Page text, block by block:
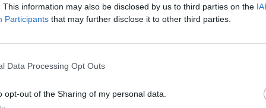
This information may also be disclosed by us to third parties on the
Participants that may further disclose it to other third parties.
Data Processing Opt Outs
opt-out of the Sharing of my personal data.
POMERIGGIO -
Moretto. IlChelsea, che come tante squadre di